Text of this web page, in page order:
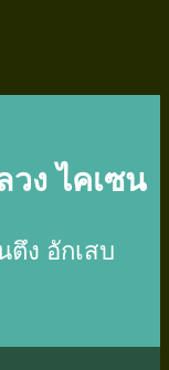
ง ไคเซน
ตึง อักเสบ